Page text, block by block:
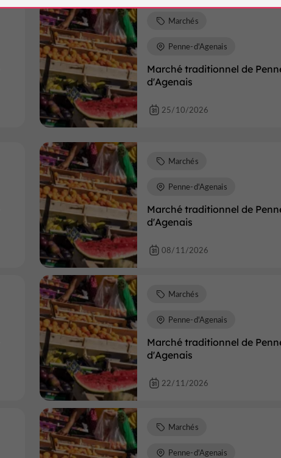
Marché traditionnel de
d'Agenais
Marchés
Penne-d'Agenais
25/10/2026
Marché traditionnel de
d'Agenais
Marchés
Penne-d'Agenais
08/11/2026
Marché traditionnel de
d'Agenais
Marchés
Penne-d'Agenais
22/11/2026
Marchés
Penne-d'Agenais